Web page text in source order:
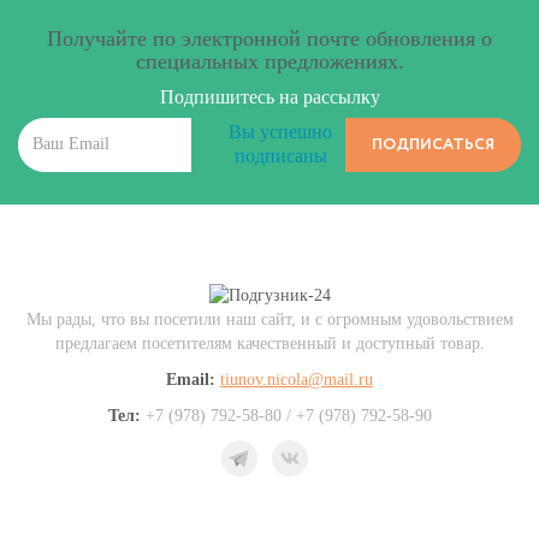
Получайте по электронной почте обновления о
специальных предложениях.
Подпишитесь на рассылку
Вы успешно
подписаны
ПОДПИСАТЬСЯ
Мы рады, что вы посетили наш сайт, и с огромным удовольствием
предлагаем посетителям качественный и доступный товар.
Email: tiunov.nicola@mail.ru
Тел: +7 (978) 792-58-80 / +7 (978) 792-58-90